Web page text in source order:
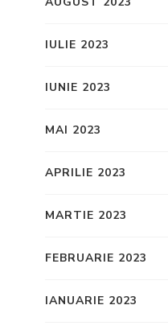
IULIE 2023
IUNIE 2023
MAI 2023
APRILIE 2023
MARTIE 2023
FEBRUARIE 2023
IANUARIE 2023